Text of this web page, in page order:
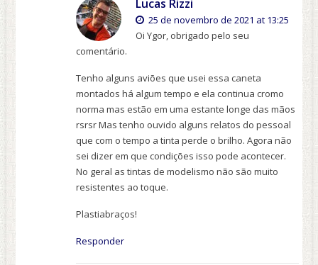
Lucas Rizzi
25 de novembro de 2021 at 13:25
Oi Ygor, obrigado pelo seu
comentário.
Tenho alguns aviões que usei essa caneta
montados há algum tempo e ela continua cromo
norma mas estão em uma estante longe das mãos
rsrsr Mas tenho ouvido alguns relatos do pessoal
que com o tempo a tinta perde o brilho. Agora não
sei dizer em que condições isso pode acontecer.
No geral as tintas de modelismo não são muito
resistentes ao toque.
Plastiabraços!
Responder